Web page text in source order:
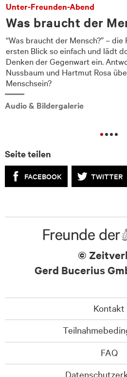
Unter-Freunden-Abend
Was braucht der
“Was braucht der Mensch?” –
ersten Blick so einfach und lädt
Denken der Gegenwart ein.
Nussbaum und Hartmut Rosa
Menschsein?
Audio & Bildergalerie
Seite teilen
FACEBOOK TWITTER
©
Gerd Bucerius
Kontakt
FAQ